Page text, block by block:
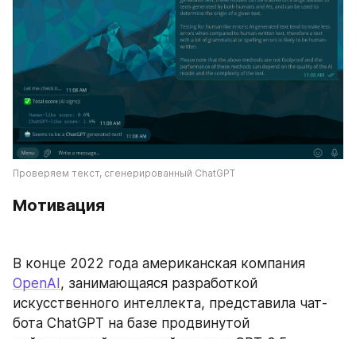
Проверяем текст, сгенерированный ChatGPT
Мотивация
OpenAI, занимающаяся разработкой
искусственного интеллекта, представила чат-
бота ChatGPT на базе продвинутой